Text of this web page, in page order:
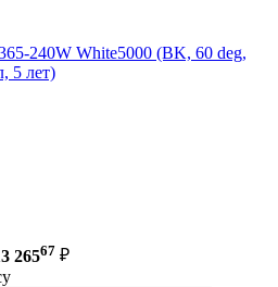
240W White5000 (BK, 60 deg,
5 лет)
26567 ₽